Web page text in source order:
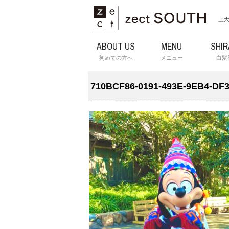
上
ABOUT US
初めての方へ
MENU
メニュー 白髪
710BCF86-0191-493E-9EB4-